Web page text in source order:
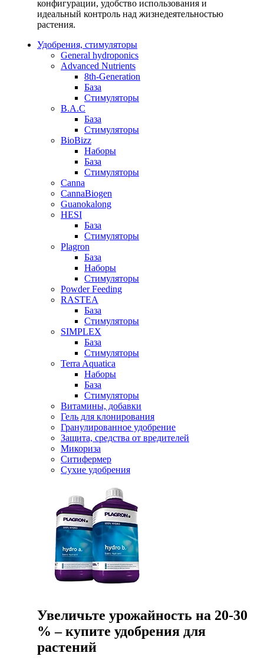
конфигурации, удобство использования и
идеальный контроль над жизнедеятельностью
растения.
Удобрения, стимуляторы
General hydroponics
Advanced Nutrients
8th-Generation
База
Стимуляторы
B.A.C
База
Стимуляторы
BioBizz
Наборы
База
Стимуляторы
Canna
CannaBiogen
Guanokalong
HESI
База
Стимуляторы
Plagron
База
Наборы
Стимуляторы
Powder Feeding
RASTEA
База
Стимуляторы
SIMPLEX
База
Стимуляторы
Terra Aquatica
Наборы
База
Стимуляторы
Витамины, добавки
Гель для клонирования
Гранулированное удобрение
Защита, средства от вредителей
Микориза
Ситифермер
Сухие удобрения
Увеличьте урожайность на 20-30
% – купите удобрения для
растений